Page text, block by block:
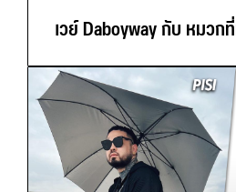
เวย์ Daboyway กับ หมวก